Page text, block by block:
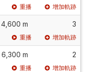
重播 增加軌跡
4,600 m 3
重播 增加軌跡
6,300 m 2
重播 增加軌跡